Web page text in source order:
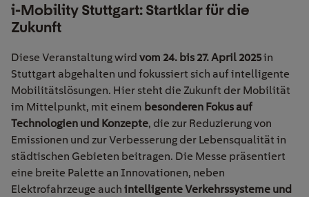
i-Mobility Stuttgart: Startklar für die
Zukunft
Diese Veranstaltung wird vom 24. bis 27. April 2025in
Stuttgart abgehalten und fokussiert sich auf intelligente
Mobilitätslösungen. Hier steht die Zukunft der Mobilität
im Mittelpunkt, mit einem besonderen Fokus auf
Technologien und Konzepte, die zur Reduzierung von
Emissionen und zur Verbesserung der Lebensqualität in
städtischen Gebieten beitragen. Die Messe präsentiert
eine breite Palette an Innovationen, neben
Elektrofahrzeuge auch intelligente Verkehrssysteme und